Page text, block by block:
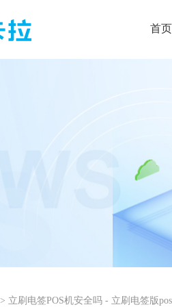
首页
> 立刷电签POS机安全吗 - 立刷电签版